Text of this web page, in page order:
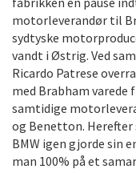
motorleverandør til
sydtyske
vandt i Østrig. Ved
Ricardo Patrese
med Brabham
samtidige
og Benetton.
BMW igen gjorde sin
man 100% på et